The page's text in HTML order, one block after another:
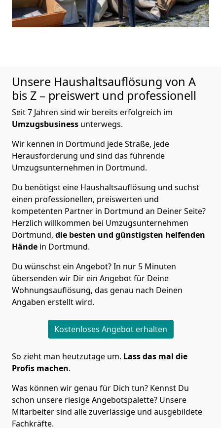
Unsere Haushaltsauflösung von A
bis Z – preiswert und professionell
Seit 7 Jahren sind wir bereits erfolgreich im
Umzugsbusiness unterwegs.
Wir kennen in Dortmund jede Straße, jede
Herausforderung und sind das führende
Umzugsunternehmen in Dortmund.
Du benötigst eine Haushaltsauflösung und suchst
einen professionellen, preiswerten und
kompetenten Partner in Dortmund an Deiner Seite?
Herzlich willkommen bei Umzugsunternehmen
Dortmund, die besten und günstigsten helfenden
Hände in Dortmund.
Du wünschst ein Angebot? In nur 5 Minuten
übersenden wir Dir ein Angebot für Deine
Wohnungsauflösung, das genau nach Deinen
Angaben erstellt wird.
Kostenloses Angebot erhalten
So zieht man heutzutage um. Lass das mal die
Profis machen.
Was können wir genau für Dich tun? Kennst Du
schon unsere riesige Angebotspalette? Unsere
Mitarbeiter sind alle zuverlässige und ausgebildete
Fachkräfte.